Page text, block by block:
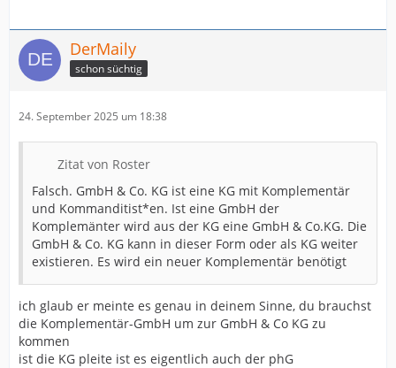
DerMaily
schon süchtig
24. September 2025 um 18:38
Zitat von Roster
Falsch. GmbH & Co. KG ist eine KG mit Komplementär
und Kommanditist*en. Ist eine GmbH der
Komplemänter wird aus der KG eine GmbH & Co.KG. Die
GmbH & Co. KG kann in dieser Form oder als KG weiter
existieren. Es wird ein neuer Komplementär benötigt
ich glaub er meinte es genau in deinem Sinne, du brauchst
die Komplementär-GmbH um zur GmbH & Co KG zu
kommen
ist die KG pleite ist es eigentlich auch der phG